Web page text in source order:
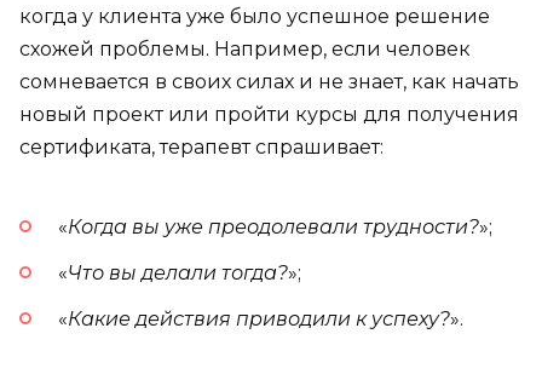
когда у клиента уже было успешное решение
схожей проблемы. Например, если человек
сомневается в своих силах и не знает, как начать
новый проект или пройти курсы для получения
сертификата, терапевт спрашивает:
«Когда вы уже преодолевали трудности?»;
«Что вы делали тогда?»;
«Какие действия приводили к успеху?».